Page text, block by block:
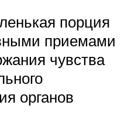
порция
приемами
чувства
органов